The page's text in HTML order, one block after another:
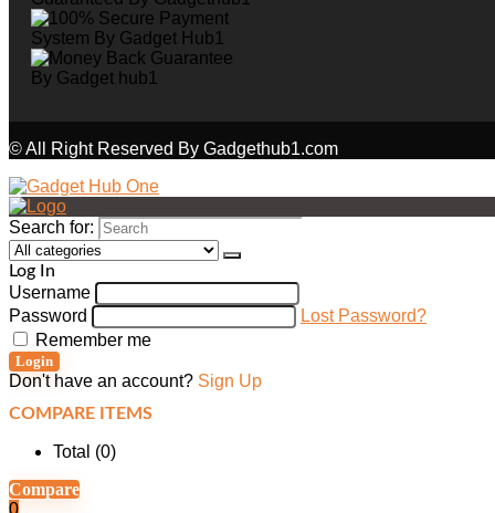
© All Right Reserved By Gadgethub1.com
Search for:
Log In
Username
Password
Lost Password?
Remember me
Login
Don't have an account? Sign Up
COMPARE ITEMS
Total (0)
Compare
0